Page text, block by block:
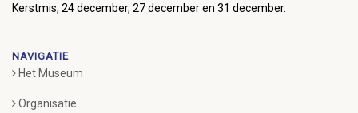
Kerstmis, 24 december, 27 december en 31 december.
NAVIGATIE
Het Museum
Organisatie